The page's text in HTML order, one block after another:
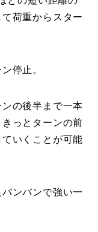
Online Store
荷重からスター
停止。
の後半まで一本
っとターンの前
いくことが可能
ンバンで強い一